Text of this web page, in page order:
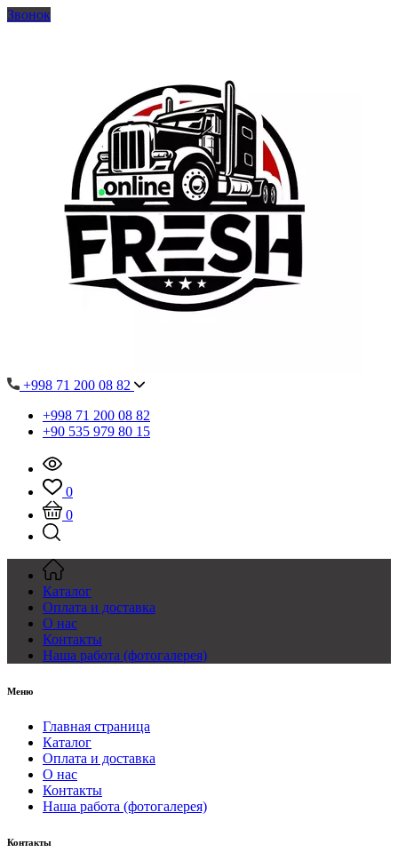
Звонок
+998 71 200 08 82
+998 71 200 08 82
+90 535 979 80 15
0
0
Каталог
Оплата и доставка
О нас
Контакты
Наша работа (фотогалерея)
Меню
Главная страница
Каталог
Оплата и доставка
О нас
Контакты
Наша работа (фотогалерея)
Контакты